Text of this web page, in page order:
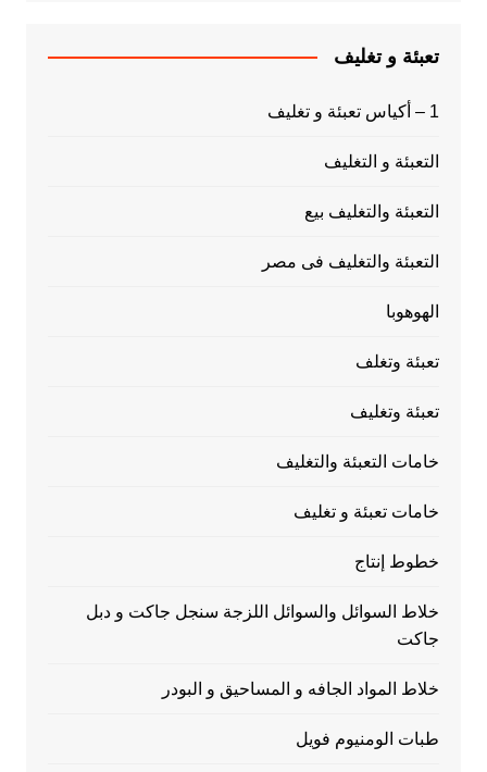
تعبئة و تغليف
1 – أكياس تعبئة و تغليف
التعبئة و التغليف
التعبئة والتغليف بيع
التعبئة والتغليف فى مصر
الهوهوبا
تعبئة وتغلف
تعبئة وتغليف
خامات التعبئة والتغليف
خامات تعبئة و تغليف
خطوط إنتاج
خلاط السوائل والسوائل اللزجة سنجل جاكت و دبل
جاكت
خلاط المواد الجافه و المساحيق و البودر
طبات الومنيوم فويل